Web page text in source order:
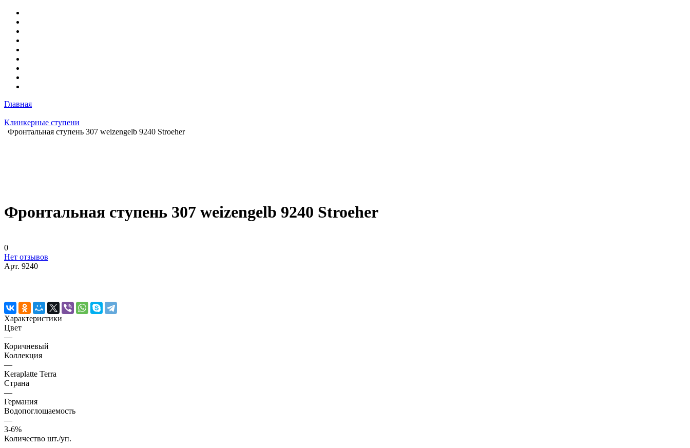
Главная
Клинкерные ступени
Фронтальная ступень 307 weizengelb 9240 Stroeher
Фронтальная ступень 307 weizengelb 9240 Stroeher
0
Нет отзывов
Арт. 9240
Характеристики
Цвет
—
Коричневый
Коллекция
—
Keraplatte Terra
Страна
—
Германия
Водопоглощаемость
—
3-6%
Количество шт./уп.